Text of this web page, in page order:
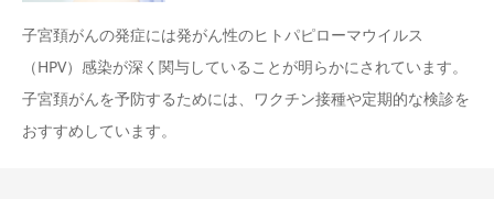
子宮頚がんの発症には発がん性のヒトパピローマウイルス
（HPV）感染が深く関与していることが明らかにされています。
子宮頚がんを予防するためには、ワクチン接種や定期的な検診を
おすすめしています。